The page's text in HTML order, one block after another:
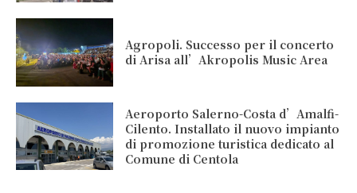
Agropoli. Successo per il concerto
di Arisa all’Akropolis Music Area
Aeroporto Salerno-Costa d’Amalfi-
Cilento. Installato il nuovo impianto
di promozione turistica dedicato al
Comune di Centola